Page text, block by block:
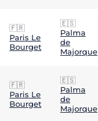
🇫🇷
Paris Le
Bourget
🇪🇸
Palma
de
Majorque
🇫🇷
Paris Le
Bourget
🇪🇸
Palma
de
Majorque